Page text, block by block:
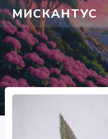
МИСКАНТУС